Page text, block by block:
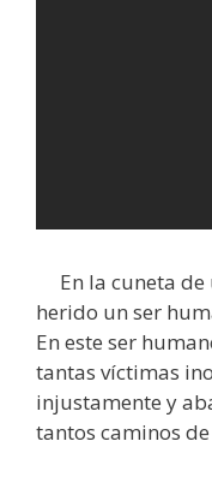
En la cuneta de
herido un ser
En este ser
tantas víctimas
injustamente y
tantos caminos